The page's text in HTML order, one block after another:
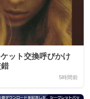
ット交換呼びかけ
5時間前